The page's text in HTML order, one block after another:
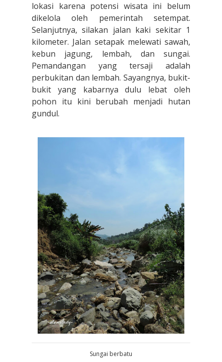
lokasi karena potensi wisata ini belum
dikelola oleh pemerintah setempat.
Selanjutnya, silakan jalan kaki sekitar 1
kilometer. Jalan setapak melewati sawah,
kebun jagung, lembah, dan sungai.
Pemandangan yang tersaji adalah
perbukitan dan lembah. Sayangnya, bukit-
bukit yang kabarnya dulu lebat oleh
pohon itu kini berubah menjadi hutan
gundul.
Sungai berbatu